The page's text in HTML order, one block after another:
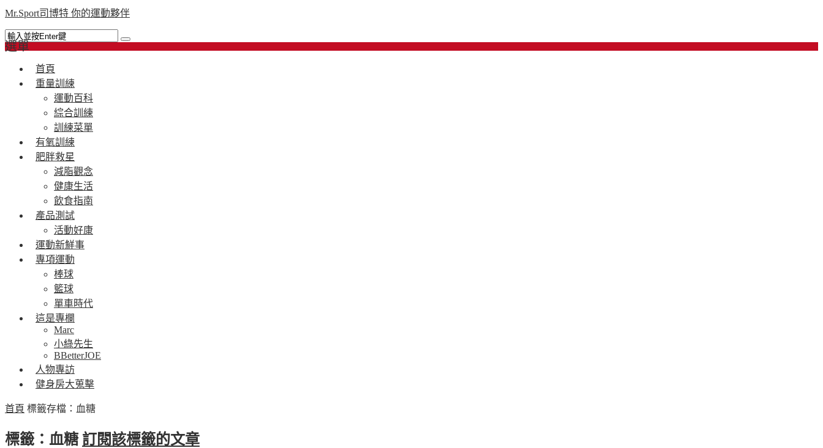
Mr.Sport司博特 你的運動夥伴
選單
首頁
重量訓練
運動百科
綜合訓練
訓練菜單
有氧訓練
肥胖救星
減脂觀念
健康生活
飲食指南
產品測試
活動好康
運動新鮮事
專項運動
棒球
籃球
單車時代
這是專欄
Marc
小綠先生
BBetterJOE
人物專訪
健身房大蒐擊
首頁 標籤存檔：血糖
標籤：血糖 訂閱該標籤的文章